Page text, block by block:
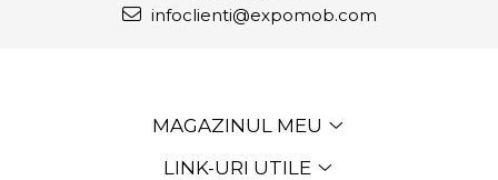
infoclienti@expomob.com
MAGAZINUL MEU
LINK-URI UTILE